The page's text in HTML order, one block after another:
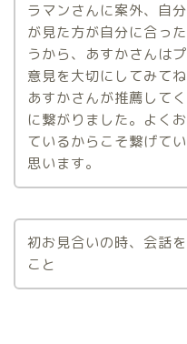
ラマンさんに案外、自
が見た方が自分に合っ
うから、あすかさんは
意見を大切にしてみて
あすかさんが推薦して
に繋がりました。よく
ているからこそ繋げて
思います。
初お見合いの時、会話
こと